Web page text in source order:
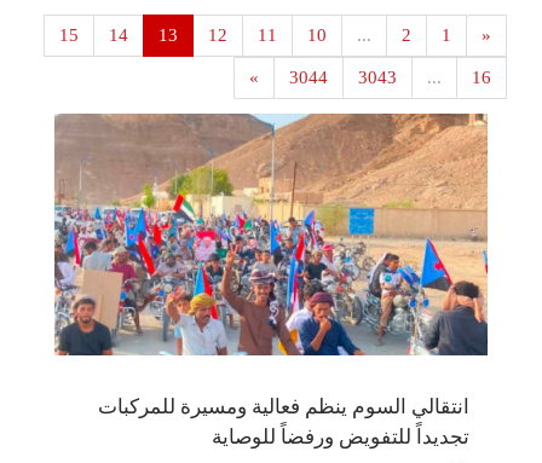
«
1
2
...
10
11
12
13
14
15
16
...
3043
3044
»
انتقالي السوم ينظم فعالية ومسيرة للمركبات
تجديداً للتفويض ورفضاً للوصاية